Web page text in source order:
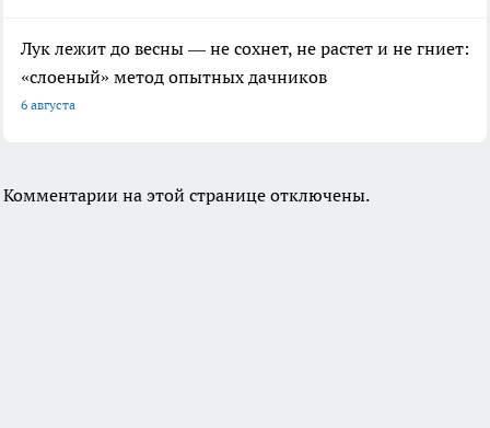
Лук лежит до весны — не сохнет, не растет и не гниет:
«слоеный» метод опытных дачников
6 августа
Комментарии на этой странице отключены.